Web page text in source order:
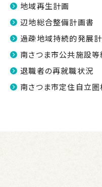
地域再生計画
辺地総合整備計画書
過疎地域持続的発展計
南さつま市公共施設
退職者の再就職状況
南さつま市定住自立圏